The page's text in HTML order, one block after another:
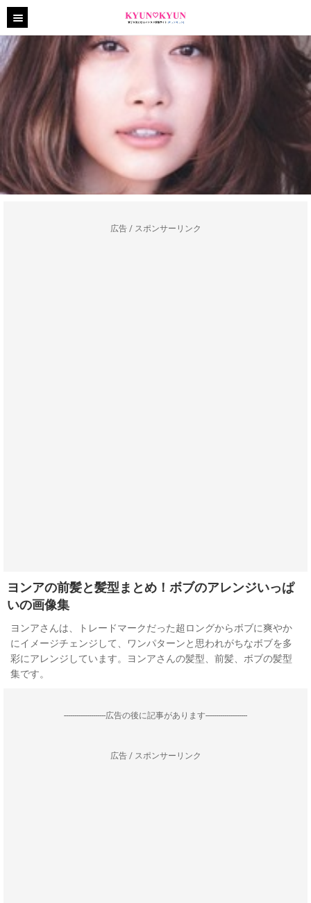
広告 / スポンサーリンク
ヨンアの前髪と髪型まとめ！ボブのアレンジいっぱ
いの画像集
ヨンアさんは、トレードマークだった超ロングからボブに爽やか
にイメージチェンジして、ワンパターンと思われがちなボブを多
彩にアレンジしています。ヨンアさんの髪型、前髪、ボブの髪型
集です。
--------------------広告の後に記事があります--------------------
広告 / スポンサーリンク